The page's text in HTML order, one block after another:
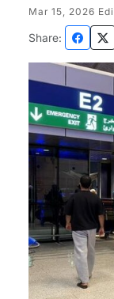
Mar 15, 2026
Share: